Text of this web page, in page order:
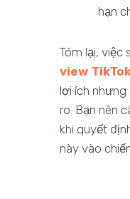
hạn
Tóm lại, việc
view
lợi ích nhưng
ro. Bạn nên
khi quyết
này vào